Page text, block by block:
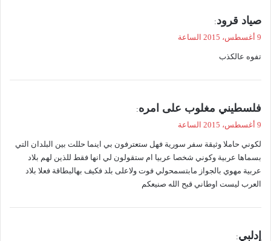
ي
ل
صياد قرود:
9 أغسطس، 2015 الساعة
تفوه عالكذب
ي
ل
فلسطيني مغلوب على امره:
9 أغسطس، 2015 الساعة
لكوني حاملا وثيقة سفر سورية فهل ستعترفون بي اينما حللت بين البلدان التي
بسماها عربية وكوني شخصا عربيا ام ستقولون لي انها فقط للذين لهم بلاد
عربية مهوي بالجواز مابتسمحولي فوت ولاعلى بلد فكيف بهالبطاقة فعلا بلاد
العرب ليست اوطاني قبح الله صنيعكم
يإدلبي: